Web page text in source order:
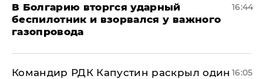
В Болгарию вторгся ударный
беспилотник и взорвался у важного
газопровода
16:44
Командир РДК Капустин раскрыл один 16:05